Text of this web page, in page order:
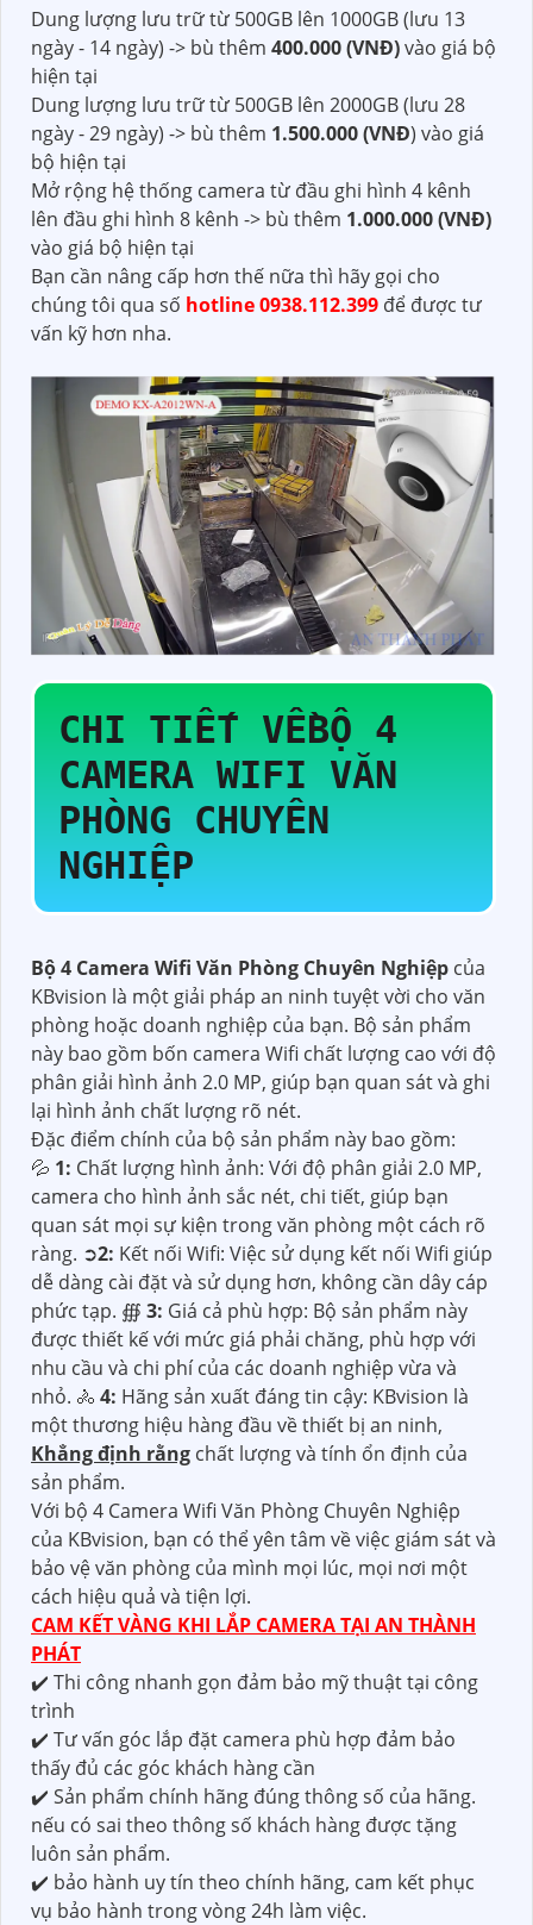
Dung lượng lưu trữ từ 500GB lên 1000GB (lưu 13
ngày - 14 ngày) -> bù thêm 400.000 (VNĐ)vào giá bộ
hiện tại
Dung lượng lưu trữ từ 500GB lên 2000GB (lưu 28
ngày - 29 ngày) -> bù thêm 1.500.000 (VNĐ) vào giá
bộ hiện tại
Mở rộng hệ thống camera từ đầu ghi hình 4 kênh
lên đầu ghi hình 8 kênh -> bù thêm 1.000.000 (VNĐ)
vào giá bộ hiện tại
Bạn cần nâng cấp hơn thế nữa thì hãy gọi cho
chúng tôi qua số hotline 0938.112.399 để được tư
vấn kỹ hơn nha.
CHI TIẾT VỀBỘ 4
CAMERA WIFI VĂN
PHÒNG CHUYÊN
NGHIỆP
Bộ 4 Camera Wifi Văn Phòng Chuyên Nghiệp của
KBvision là một giải pháp an ninh tuyệt vời cho văn
phòng hoặc doanh nghiệp của bạn. Bộ sản phẩm
này bao gồm bốn camera Wifi chất lượng cao với độ
phân giải hình ảnh 2.0 MP, giúp bạn quan sát và ghi
lại hình ảnh chất lượng rõ nét.
Đặc điểm chính của bộ sản phẩm này bao gồm:
💦 1: Chất lượng hình ảnh: Với độ phân giải 2.0 MP,
camera cho hình ảnh sắc nét, chi tiết, giúp bạn
quan sát mọi sự kiện trong văn phòng một cách rõ
ràng. ➲2: Kết nối Wifi: Việc sử dụng kết nối Wifi giúp
dễ dàng cài đặt và sử dụng hơn, không cần dây cáp
phức tạp. ∰ 3: Giá cả phù hợp: Bộ sản phẩm này
được thiết kế với mức giá phải chăng, phù hợp với
nhu cầu và chi phí của các doanh nghiệp vừa và
nhỏ. 🚴 4: Hãng sản xuất đáng tin cậy: KBvision là
một thương hiệu hàng đầu về thiết bị an ninh,
Khẳng định rằng chất lượng và tính ổn định của
sản phẩm.
Với bộ 4 Camera Wifi Văn Phòng Chuyên Nghiệp
của KBvision, bạn có thể yên tâm về việc giám sát và
bảo vệ văn phòng của mình mọi lúc, mọi nơi một
cách hiệu quả và tiện lợi.
CAM KẾT VÀNG KHI LẮP CAMERA TẠI AN THÀNH
PHÁT
✔️ Thi công nhanh gọn đảm bảo mỹ thuật tại công
trình
✔️ Tư vấn góc lắp đặt camera phù hợp đảm bảo
thấy đủ các góc khách hàng cần
✔️ Sản phẩm chính hãng đúng thông số của hãng.
nếu có sai theo thông số khách hàng được tặng
luôn sản phẩm.
✔️ bảo hành uy tín theo chính hãng, cam kết phục
vụ bảo hành trong vòng 24h làm việc.